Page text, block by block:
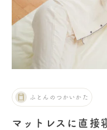
ふとんのつかいかた
マットレスに直接